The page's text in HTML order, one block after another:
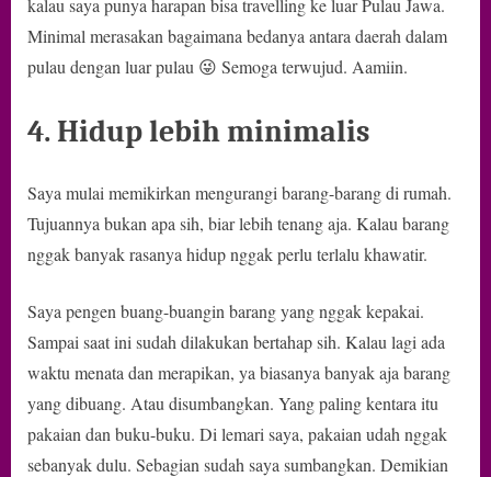
kalau saya punya harapan bisa travelling ke luar Pulau Jawa.
Minimal merasakan bagaimana bedanya antara daerah dalam
pulau dengan luar pulau 😜 Semoga terwujud. Aamiin.
4. Hidup lebih minimalis
Saya mulai memikirkan mengurangi barang-barang di rumah.
Tujuannya bukan apa sih, biar lebih tenang aja. Kalau barang
nggak banyak rasanya hidup nggak perlu terlalu khawatir.
Saya pengen buang-buangin barang yang nggak kepakai.
Sampai saat ini sudah dilakukan bertahap sih. Kalau lagi ada
waktu menata dan merapikan, ya biasanya banyak aja barang
yang dibuang. Atau disumbangkan. Yang paling kentara itu
pakaian dan buku-buku. Di lemari saya, pakaian udah nggak
sebanyak dulu. Sebagian sudah saya sumbangkan. Demikian